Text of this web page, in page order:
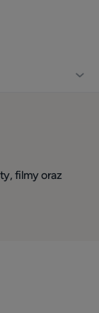
filmy oraz